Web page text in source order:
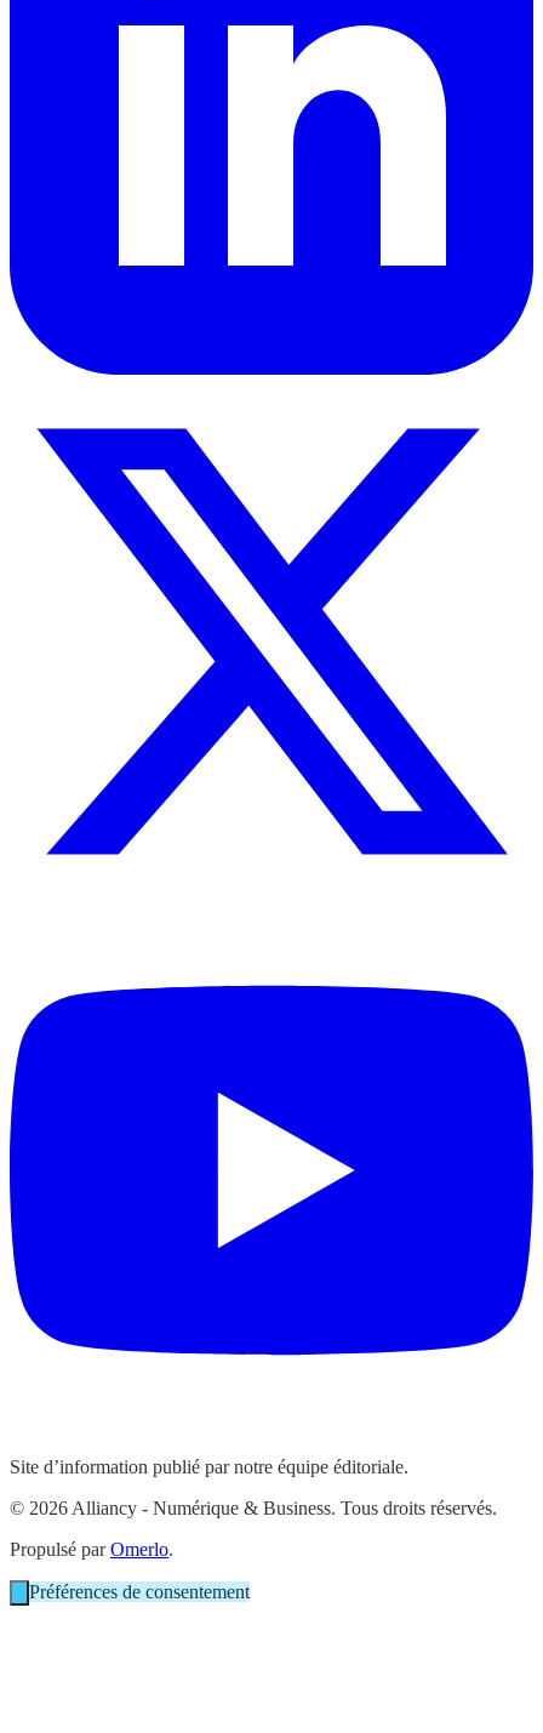
Site d’information publié par notre équipe éditoriale.
© 2026 Alliancy - Numérique & Business. Tous droits réservés.
Propulsé parOmerlo.
Préférences de consentement